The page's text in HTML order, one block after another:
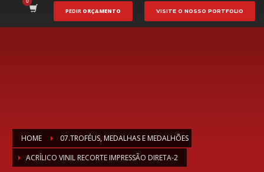
PEDIR ORÇAMENTO VISITE O NOSSO PORTFOLIO
HOME
07.TROFÉUS, MEDALHAS E MEDALHÕES
ACRÍLICO VINIL RECORTE IMPRESSÃO DIRETA-2